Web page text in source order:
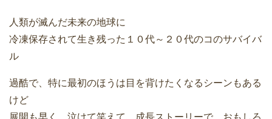
人類が滅んだ未来の地球に
冷凍保存されて生き残った１０代～２０代のコのサバイバ
ル
過酷で、特に最初のほうは目を背けたくなるシーンもある
けど